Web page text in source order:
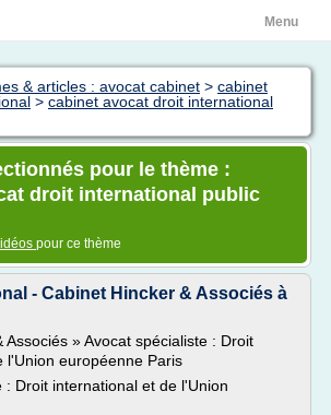
Menu
& articles : avocat cabinet > cabinet
> cabinet avocat droit international
pour le thème :
droit international public
pour ce thème
- Cabinet Hincker & Associés à
Associés » Avocat spécialiste : Droit
l'Union européenne Paris
: Droit international et de l'Union